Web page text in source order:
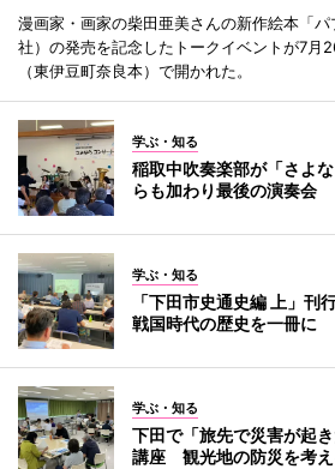
漫画家・画家の柴田亜美さんの新作絵本「
社）の発売を記念したトークイベントが7月
（東伊豆町奈良本）で開かれた。
学ぶ・知る
稲取中吹奏楽部が「さよ
らも加わり最後の演奏会
学ぶ・知る
「下田市史通史編 上」
戦国時代の歴史を一冊に
学ぶ・知る
下田で「旅先で災害が起
講座 観光地の防災を考